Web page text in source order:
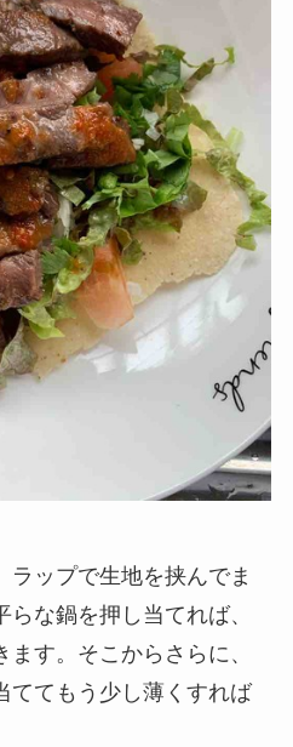
ラップで生地を挟んでま
な鍋を押し当てれば、
す。そこからさらに、
ててもう少し薄くすれば